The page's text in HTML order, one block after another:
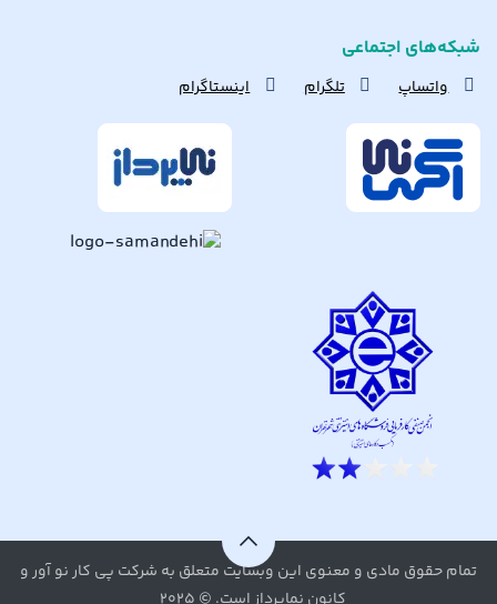
شبکه‌های اجتماعی
واتساپ تلگرام اینستاگرام
تمام حقوق مادی و معنوی این وبسایت متعلق به شرکت پی کار نو آور و